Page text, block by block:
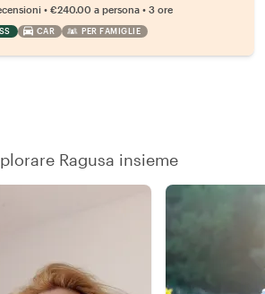
•€240.00 a persona •3 ore
CAR PER FAMIGLIE
Ragusa insieme